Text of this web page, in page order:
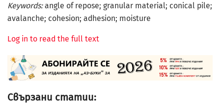
Keywords:angle of repose; granular material; conical pile;
avalanche; cohesion; adhesion; moisture
Log in to read the full text
Свързани статии: